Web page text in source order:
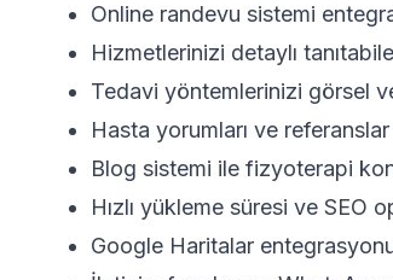
Online randevu sistemi
Hizmetlerinizi detaylı
Tedavi yöntemlerinizi görsel
Hasta yorumları ve
Blog sistemi ile fizyoterapi
Hızlı yükleme süresi ve SEO
Google Haritalar